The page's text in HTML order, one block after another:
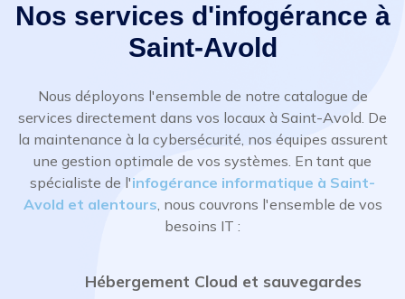
Nos services d'infogérance à
Saint-Avold
Nous déployons l'ensemble de notre catalogue de
services directement dans vos locaux à Saint-Avold. De
la maintenance à la cybersécurité, nos équipes assurent
une gestion optimale de vos systèmes. En tant que
spécialiste de l'infogérance informatique à Saint-
Avold et alentours, nous couvrons l'ensemble de vos
besoins IT :
Hébergement Cloud et sauvegardes